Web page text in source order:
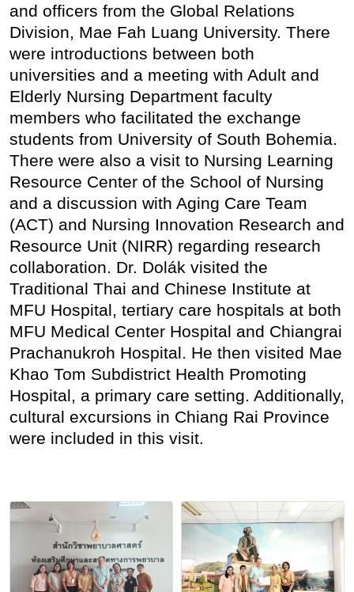
and officers from the Global Relations
Division, Mae Fah Luang University. There
were introductions between both
universities and a meeting with Adult and
Elderly Nursing Department faculty
members who facilitated the exchange
students from University of South Bohemia.
There were also a visit to Nursing Learning
Resource Center of the School of Nursing
and a discussion with Aging Care Team
(ACT) and Nursing Innovation Research and
Resource Unit (NIRR) regarding research
collaboration. Dr. Dolák visited the
Traditional Thai and Chinese Institute at
MFU Hospital, tertiary care hospitals at both
MFU Medical Center Hospital and Chiangrai
Prachanukroh Hospital. He then visited Mae
Khao Tom Subdistrict Health Promoting
Hospital, a primary care setting. Additionally,
cultural excursions in Chiang Rai Province
were included in this visit.